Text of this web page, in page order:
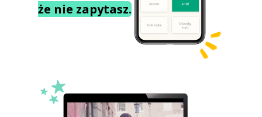
że nie zapytasz.